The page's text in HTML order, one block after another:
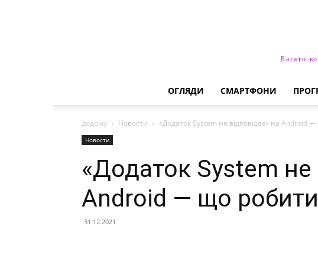
Багато
ОГЛЯДИ СМАРТФОНИ
додому Новости «Додаток System не відповідає» на Android
Новости
«Додаток System не
Android — що робити
31.12.2021